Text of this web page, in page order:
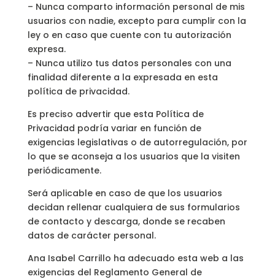
– Nunca comparto información personal de mis
usuarios con nadie, excepto para cumplir con la
ley o en caso que cuente con tu autorización
expresa.
– Nunca utilizo tus datos personales con una
finalidad diferente a la expresada en esta
política de privacidad.
Es preciso advertir que esta Política de
Privacidad podría variar en función de
exigencias legislativas o de autorregulación, por
lo que se aconseja a los usuarios que la visiten
periódicamente.
Será aplicable en caso de que los usuarios
decidan rellenar cualquiera de sus formularios
de contacto y descarga, donde se recaben
datos de carácter personal.
Ana Isabel Carrillo ha adecuado esta web a las
exigencias del Reglamento General de